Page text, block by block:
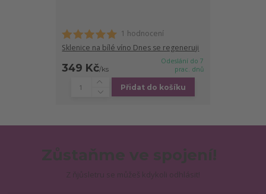
1 hodnocení
Sklenice na bílé víno Dnes se regeneruji
349 Kč/ks
Odeslání do 7
prac. dnů
Přidat do košíku